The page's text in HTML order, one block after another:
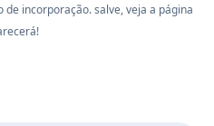
incorporação. salve, veja a página